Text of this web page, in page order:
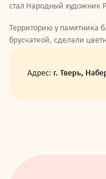
стал Народный художник
Территорию у памятника
брусчаткой, сделали
Адрес: г. Тверь,